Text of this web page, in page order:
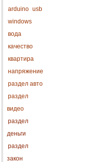
arduino usb
windows
вода
качество
квартира
напряжение
раздел авто
раздел
видео
раздел
деньги
раздел
закон